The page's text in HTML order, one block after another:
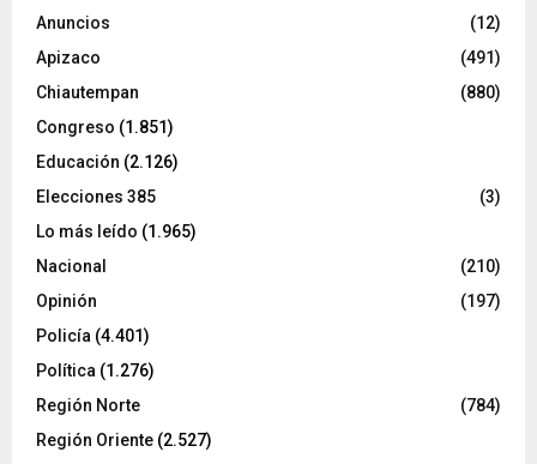
Anuncios
(12)
Apizaco
(491)
Chiautempan
(880)
Congreso (1.851)
Educación (2.126)
Elecciones 385
(3)
Lo más leído (1.965)
Nacional
(210)
Opinión
(197)
Policía (4.401)
Política (1.276)
Región Norte
(784)
Región Oriente (2.527)